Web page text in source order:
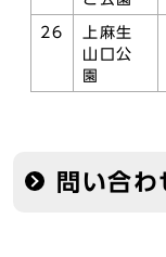
26
上麻生
山口公
園
問い合わ